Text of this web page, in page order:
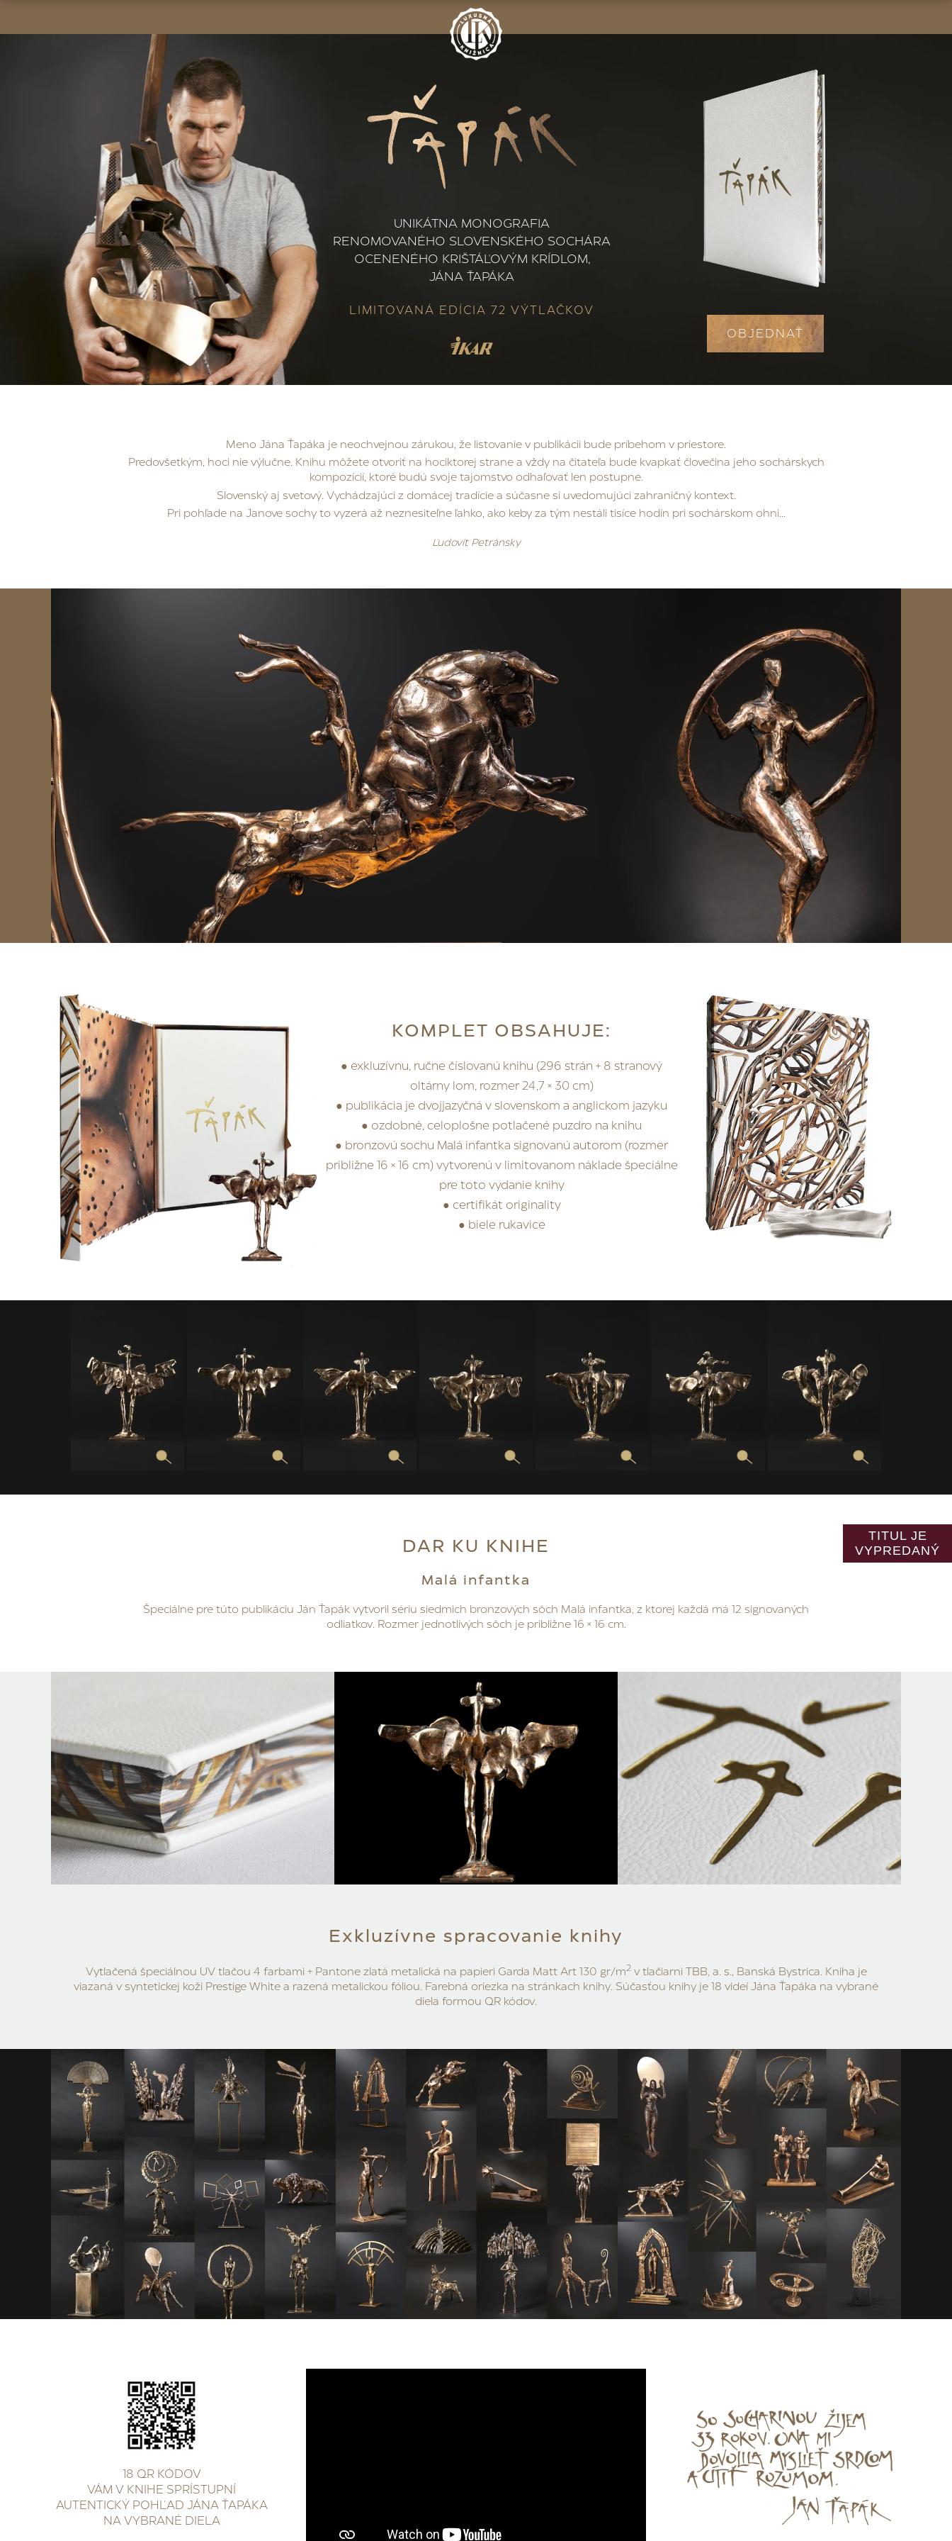
UNIKÁTNA MONOGRAFIA
RENOMOVANÉHO SLOVENSKÉHO SOCHÁRA
OCENENÉHO KRIŠTÁĽOVÝM KRÍDLOM,
JÁNA ŤAPÁKA
LIMITOVANÁ EDÍCIA 72 VÝTLAČKOV
OBJEDNAŤ
Meno Jána Ťapáka je neochvejnou zárukou, že listovanie v publikácii bude príbehom v priestore.
Predovšetkým, hoci nie výlučne. Knihu môžete otvoriť na hociktorej strane a vždy na čitateľa bude kvapkať človečina jeho sochárskych
kompozícií, ktoré budú svoje tajomstvo odhaľovať len postupne.
Slovenský aj svetový. Vychádzajúci z domácej tradície a súčasne si uvedomujúci zahraničný kontext.
Pri pohľade na Janove sochy to vyzerá až neznesiteľne ľahko, ako keby za tým nestáli tisíce hodín pri sochárskom ohni...
Ľudovít Petránsky
KOMPLET OBSAHUJE:
● exkluzívnu, ručne číslovanú knihu (296 strán + 8 stranový
oltárny lom, rozmer 24,7 × 30 cm)
● publikácia je dvojjazyčná v slovenskom a anglickom jazyku
● ozdobné, celoplošne potlačené puzdro na knihu
● bronzovú sochu Malá infantka signovanú autorom (rozmer
približne 16 × 16 cm) vytvorenú v limitovanom náklade špeciálne
pre toto vydanie knihy
● certifikát originality
● biele rukavice
DAR KU KNIHE
Malá infantka
Špeciálne pre túto publikáciu Ján Ťapák vytvoril sériu siedmich bronzových sôch Malá infantka, z ktorej každá má 12 signovaných
odliatkov. Rozmer jednotlivých sôch je približne 16 × 16 cm.
Exkluzívne spracovanie knihy
Vytlačená špeciálnou UV tlačou 4 farbami + Pantone zlatá metalická na papieri Garda Matt Art 130 gr/m2v tlačiarni TBB, a. s., Banská Bystrica. Kniha je
viazaná v syntetickej koži Prestige White a razená metalickou fóliou. Farebná oriezka na stránkach knihy. Súčasťou knihy je 18 videí Jána Ťapáka na vybrané
diela formou QR kódov.
18 QR KÓDOV
VÁM V KNIHE SPRÍSTUPNÍ
AUTENTICKÝ POHĽAD JÁNA ŤAPÁKA
NA VYBRANÉ DIELA